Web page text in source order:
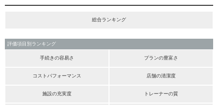
総合ランキング
評価項目別ランキング
手続きの容易さ プランの豊富さ
コストパフォーマンス 店舗の清潔度
施設の充実度 トレーナーの質